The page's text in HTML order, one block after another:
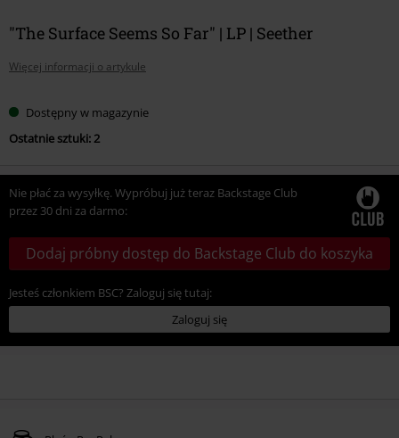
"The Surface Seems So Far" | LP | Seether
Więcej informacji o artykule
Dostępny w magazynie
Ostatnie sztuki: 2
Nie płać za wysyłkę. Wypróbuj już teraz Backstage Club
przez 30 dni za darmo:
Dodaj próbny dostęp do Backstage Club do koszyka
Jesteś członkiem BSC? Zaloguj się tutaj:
Zaloguj się